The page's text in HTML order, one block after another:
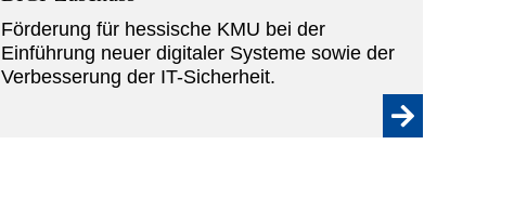
Förderung für hessische KMU bei der
Einführung neuer digitaler Systeme sowie der
Verbesserung der IT-Sicherheit.